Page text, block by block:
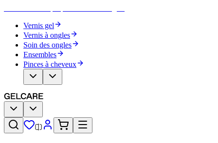
Vernis gel
Vernis à ongles
Soin des ongles
Ensembles
Pinces à cheveux